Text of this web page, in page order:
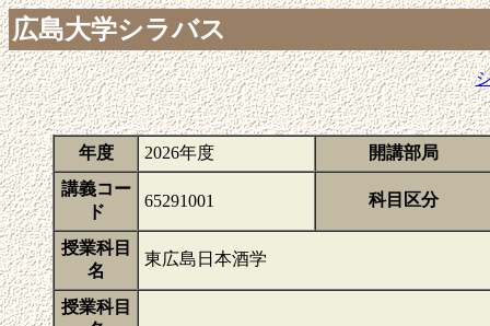
広島大学シラバス
年度 2026年度
開講部局
講義コー
ド
65291001 科目区分
授業科目
名
東広島日本酒学
授業科目